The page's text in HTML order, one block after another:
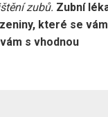
zubů. Zubní
které se vám
s vhodnou